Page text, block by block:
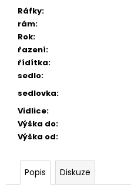
Ráfky:
rám:
Rok:
řazení:
řídítka:
sedlo:
sedlovka:
Vidlice:
Výška do:
Výška od:
Popis Diskuze